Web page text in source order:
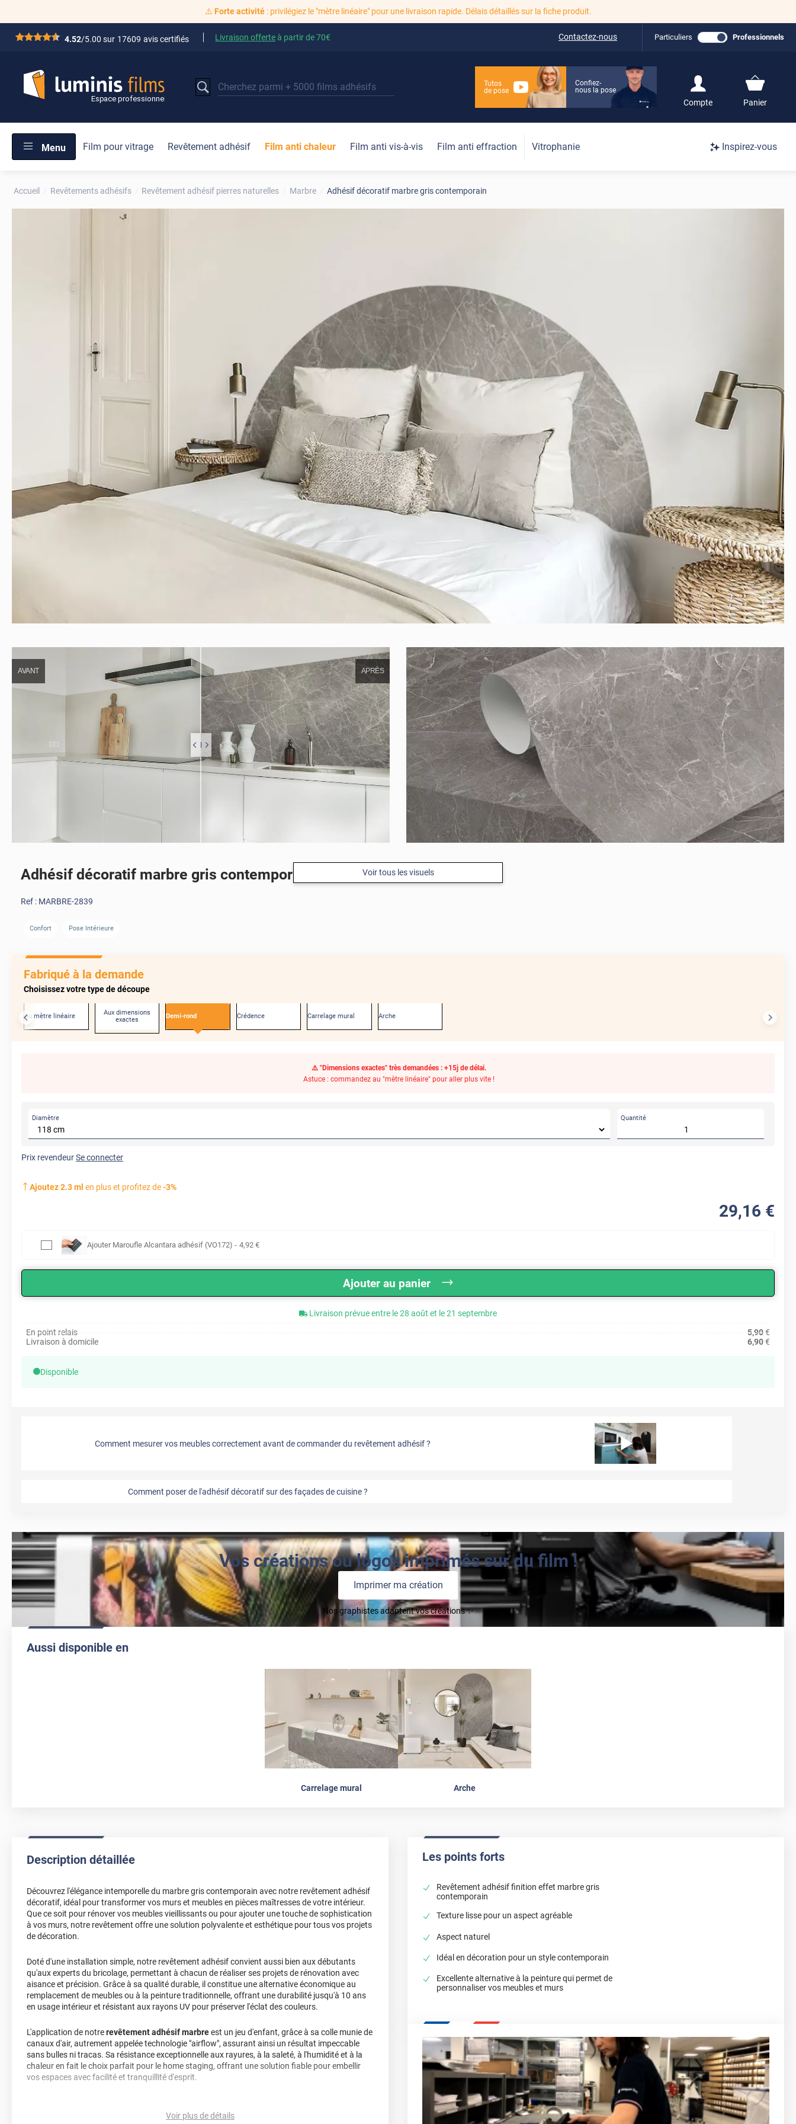
⚠️ Forte activité: privilégiez le "mètre linéaire" pour une livraison rapide. Délais détaillés sur la fiche produit.
*****4.52/5.00 sur 17609 avis certifiés Livraison offerteà partir de70€ Contactez-nous Particuliers Professionnels
Tutos
de pose
Confiez-
nous la pose
Compte
S'inscrire / Se
Panier
Menu Film pour vitrage Revêtement adhésif Film anti chaleur Film anti vis-à-vis Film anti effraction Vitrophanie Inspirez-vous
Accueil Revêtements adhésifs Revêtement adhésif pierres naturelles Marbre Adhésif décoratif marbre gris contemporain
AVANT APRÈS
Voir tous les visuels
Adhésif décoratif marbre gris contemporain
Ref : MARBRE-2839
Confort Pose Intérieure
Fabriqué à la demande
Choisissez votre type de découpe
Au mètre linéaire
Aux dimensions
exactes
Demi-rond Crédence Carrelage mural Arche
⚠️ "Dimensions exactes" très demandées : +15j de délai.
Astuce : commandez au "mètre linéaire" pour aller plus vite !
Diamètre Quantité
Prix revendeurSe connecter
Ajoutez2.3ml en plus et profitez de-3%
29,16 €
Ajouter Maroufle Alcantara adhésif (VO172) - 4,92 €
Ajouter au panier
Livraison prévue entre le 28 août et le 21 septembre
En point relais
5,90€
Livraison à domicile
6,90€
Disponible
Comment mesurer vos meubles correctement avant de commander du revêtement adhésif ?
Comment poser de l'adhésif décoratif sur des façades de cuisine ?
Vos créations ou logos imprimés sur du film !
Imprimer ma création
Nos graphistes adaptent vos créations ✨
Aussi disponible en
Carrelage mural Arche
Description détaillée
Découvrez l'élégance intemporelle du marbre gris contemporain avec notre revêtement adhésif
décoratif, idéal pour transformer vos murs et meubles en pièces maîtresses de votre intérieur.
Que ce soit pour rénover vos meubles vieillissants ou pour ajouter une touche de sophistication
à vos murs, notre revêtement offre une solution polyvalente et esthétique pour tous vos projets
de décoration.
Doté d'une installation simple, notre revêtement adhésif convient aussi bien aux débutants
qu'aux experts du bricolage, permettant à chacun de réaliser ses projets de rénovation avec
aisance et précision. Grâce à sa qualité durable, il constitue une alternative économique au
remplacement de meubles ou à la peinture traditionnelle, offrant une durabilité jusqu'à 10 ans
en usage intérieur et résistant aux rayons UV pour préserver l'éclat des couleurs.
L'application de notrerevêtement adhésif marbreest un jeu d'enfant, grâce à sa colle munie de
canaux d'air, autrement appelée technologie "airflow", assurant ainsi un résultat impeccable
sans bulles ni tracas. Sa résistance exceptionnelle aux rayures, à la saleté, à l'humidité et à la
chaleur en fait le choix parfait pour le home staging, offrant une solution fiable pour embellir
vos espaces avec facilité et tranquillité d'esprit.
assurant une couverture parfaite même sur les formes les plus complexes de vos murs et
Voir plus de détails
Les points forts
Revêtement adhésif finition effet marbre gris
contemporain
Texture lisse pour un aspect agréable
Aspect naturel
Idéal en décoration pour un style contemporain
Excellente alternative à la peinture qui permet de
personnaliser vos meubles et murs